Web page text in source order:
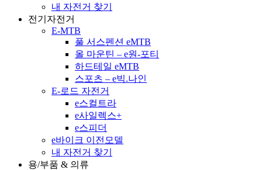
내 자전거 찾기
전기자전거
E-MTB
풀 서스펜션 eMTB
올 마운틴 – e원-포티
하드테일 eMTB
스포츠 – e빅.나인
E-로드 자전거
e스컬트라
e사일렉스+
e스피더
e바이크 이전모델
내 자전거 찾기
용/부품 & 의류